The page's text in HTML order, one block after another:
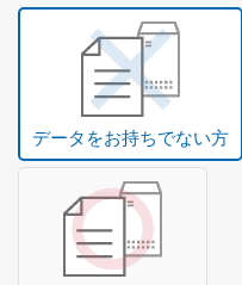
グループサイト
レスタス
名入れカレンダー製作所
名入れタオル製作所
オリジナルうちわ製作所
データをお持ちでない方